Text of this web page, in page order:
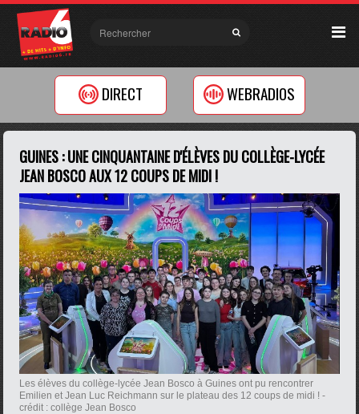
DIRECT WEBRADIOS
GUINES : UNE CINQUANTAINE D'ÉLÈVES DU COLLÈGE-LYCÉE
JEAN BOSCO AUX 12 COUPS DE MIDI !
Les élèves du collège-lycée Jean Bosco à Guines ont pu rencontrer
Emilien et Jean Luc Reichmann sur le plateau des 12 coups de midi ! -
crédit : collège Jean Bosco